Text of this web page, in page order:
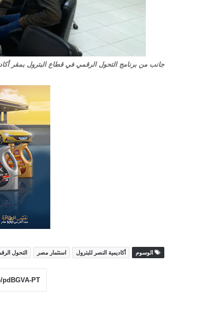
جانب من برنامج التحول الرقمي في قطاع البترول بمقر
الوسوم أكاديمية النصر للبترول استثمار مصر التحول